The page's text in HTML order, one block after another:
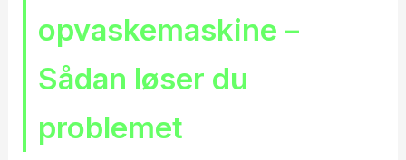
opvaskemaskine –
Sådan løser du
problemet